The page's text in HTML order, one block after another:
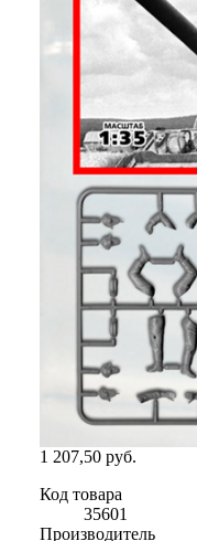
1 207,50 руб.
Код товара
35601
Производитель